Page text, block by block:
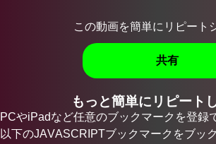
この動画を簡単にリピート
共有
もっと簡単にリピート
PCやiPadなど任意のブックマークを登録
以下のJAVASCRIPTブックマークをブッ